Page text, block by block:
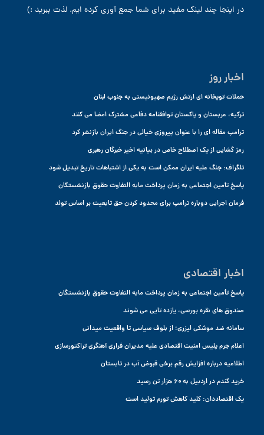
در اینجا چند لینک مفید برای شما جمع آوری کرده ایم. لذت ببرید :)
اخبار روز
حملات توپخانه ای ارتش رژیم صهیونیستی به جنوب لبنان
ترکیه، عربستان و پاکستان توافقنامه دفاعی مشترک امضا می کنند
ترامپ مقاله ای را با عنوان پیروزی خیالی در جنگ ایران بازنشر کرد
رمز گشایی از یک اصطلاح خاص در بیانیه اخیر خبرگان رهبری
تلگراف: جنگ علیه ایران ممکن است به یکی از اشتباهات تاریخ تبدیل شود
پاسخ تأمین اجتماعی به زمان پرداخت مابه التفاوت حقوق بازنشستگان
فرمان اجرایی دوباره ترامپ برای محدود کردن حق تابعیت بر اساس تولد
اخبار اقتصادی
پاسخ تأمین اجتماعی به زمان پرداخت مابه التفاوت حقوق بازنشستگان
صندوق های نقره بورسی، یازده تایی می شوند
سامانه ضد موشکی لیزری؛ از بلوف سیاسی تا واقعیت میدانی
اعلام جرم پلیس امنیت اقتصادی علیه مدیران فراری آهنگری تراکتورسازی
اطلاعیه درباره افزایش رقم برخی قبوض آب در تابستان
خرید گندم در اردبیل به ۶۰ هزار تن رسید
یک اقتصاددان: کلید کاهش تورم تولید است